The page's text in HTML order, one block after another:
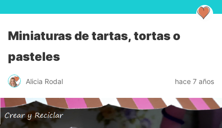
Miniaturas de tartas, tortas o
pasteles
Alicia Rodal hace 7 años